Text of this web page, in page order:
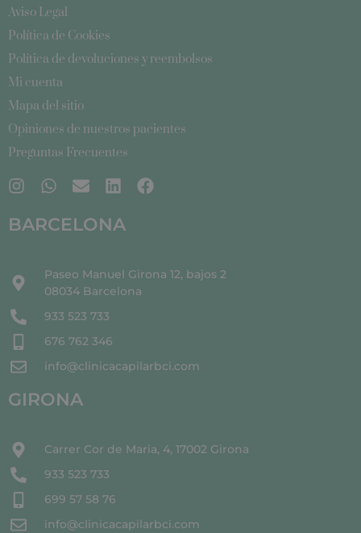
Aviso Legal
Política de Cookies
Política de devoluciones y reembolsos
Mi cuenta
Mapa del sitio
Opiniones de nuestros pacientes
Preguntas Frecuentes
BARCELONA
Paseo Manuel Girona 12, bajos 2
08034 Barcelona
933 523 733
676 762 346
info@clinicacapilarbci.com
GIRONA
Carrer Cor de Maria, 4, 17002 Girona
933 523 733
699 57 58 76
info@clinicacapilarbci.com